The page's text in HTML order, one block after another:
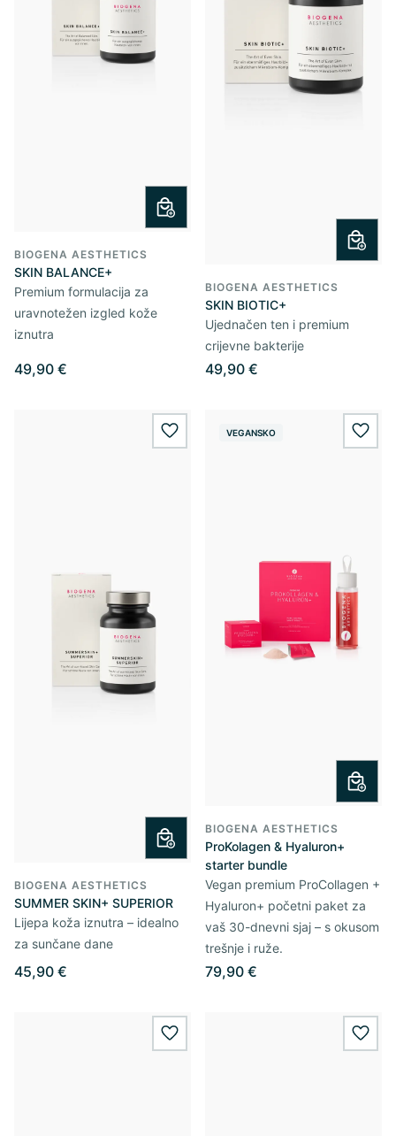
BIOGENA AESTHETICS
SKIN BALANCE+
Premium formulacija za
uravnotežen izgled kože
iznutra
49,90 €
BIOGENA AESTHETICS
SKIN BIOTIC+
Ujednačen ten i premium
crijevne bakterije
49,90 €
wishlist.add
BIOGENA AESTHETICS
SUMMER SKIN+ SUPERIOR
Lijepa koža iznutra – idealno
za sunčane dane
45,90 €
VEGANSKO
BIOGENA AESTHETICS
ProKolagen & Hyaluron+
starter bundle
Vegan premium ProCollagen +
Hyaluron+ početni paket za
vaš 30-dnevni sjaj – s okusom
trešnje i ruže.
79,90 €
wishlist.add